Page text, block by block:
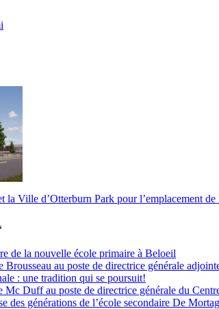
la Ville d’Otterburn Park pour l’emplacement
de la nouvelle école primaire à Beloeil
au poste de directrice générale
: une tradition qui se poursuit!
Duff au poste de directrice générale du
des générations de l’école secondaire De